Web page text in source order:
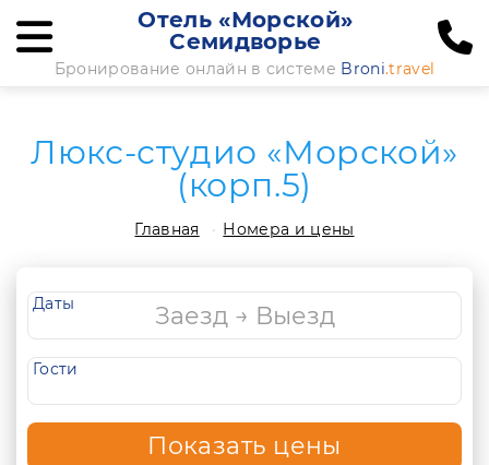
Отель «Морской»
Семидворье
Бронирование онлайн в системе Broni.travel
Люкс-студио «Морской»
(корп.5)
Главная Номера и цены
Даты
Гости
Показать цены